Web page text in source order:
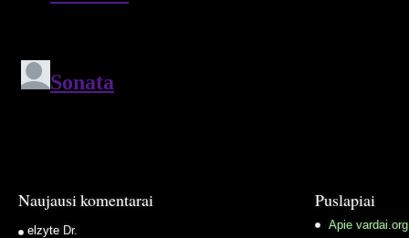
Naujausi komentarai
elzyte Dr.
Puslapiai
Apie vardai.org